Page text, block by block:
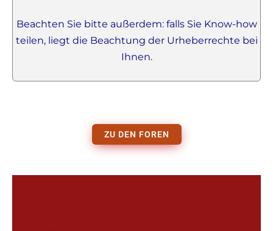
Beachten Sie bitte außerdem: falls Sie Know-how
teilen, liegt die Beachtung der Urheberrechte bei
Ihnen.
ZU DEN FOREN